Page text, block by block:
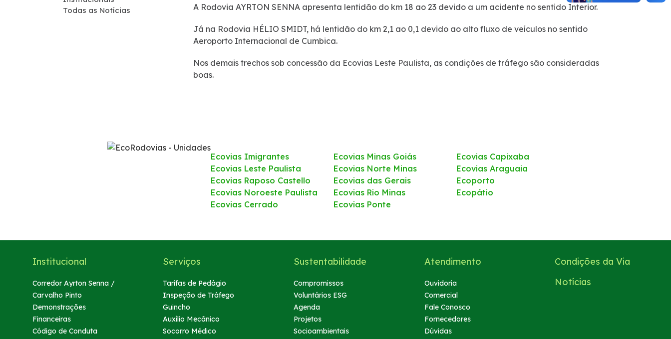
Comercial
Fornecedores
Dúvidas
Todas as Notícias
A Rodovia AYRTON SENNA apresenta lentidão do km 18 ao 23 devido a um acidente no sentido Interior.
Já na Rodovia HÉLIO SMIDT, há lentidão do km 2,1 ao 0,1 devido ao alto fluxo de veículos no sentido
Aeroporto Internacional de Cumbica.
Nos demais trechos sob concessão da Ecovias Leste Paulista, as condições de tráfego são consideradas
boas.
Ecovias Imigrantes
Ecovias Leste Paulista
Ecovias Raposo Castello
Ecovias Noroeste Paulista
Ecovias Cerrado
Ecovias Minas Goiás
Ecovias Norte Minas
Ecovias das Gerais
Ecovias Rio Minas
Ecovias Ponte
Ecovias Capixaba
Ecovias Araguaia
Ecoporto
Ecopátio
Institucional
Corredor Ayrton Senna /
Carvalho Pinto
Demonstrações
Financeiras
Código de Conduta
Serviços
Tarifas de Pedágio
Inspeção de Tráfego
Guincho
Auxílio Mecânico
Socorro Médico
Sustentabilidade
Compromissos
Voluntários ESG
Agenda
Projetos
Socioambientais
Atendimento
Ouvidoria
Comercial
Fale Conosco
Fornecedores
Dúvidas
Condições da Via
Notícias